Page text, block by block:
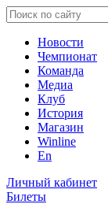
Новости
Чемпионат
Команда
Медиа
Клуб
История
Магазин
Winline
En
Личный кабинет
Билеты